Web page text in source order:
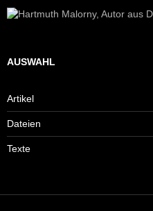
AUSWAHL
Artikel
Dateien
Texte